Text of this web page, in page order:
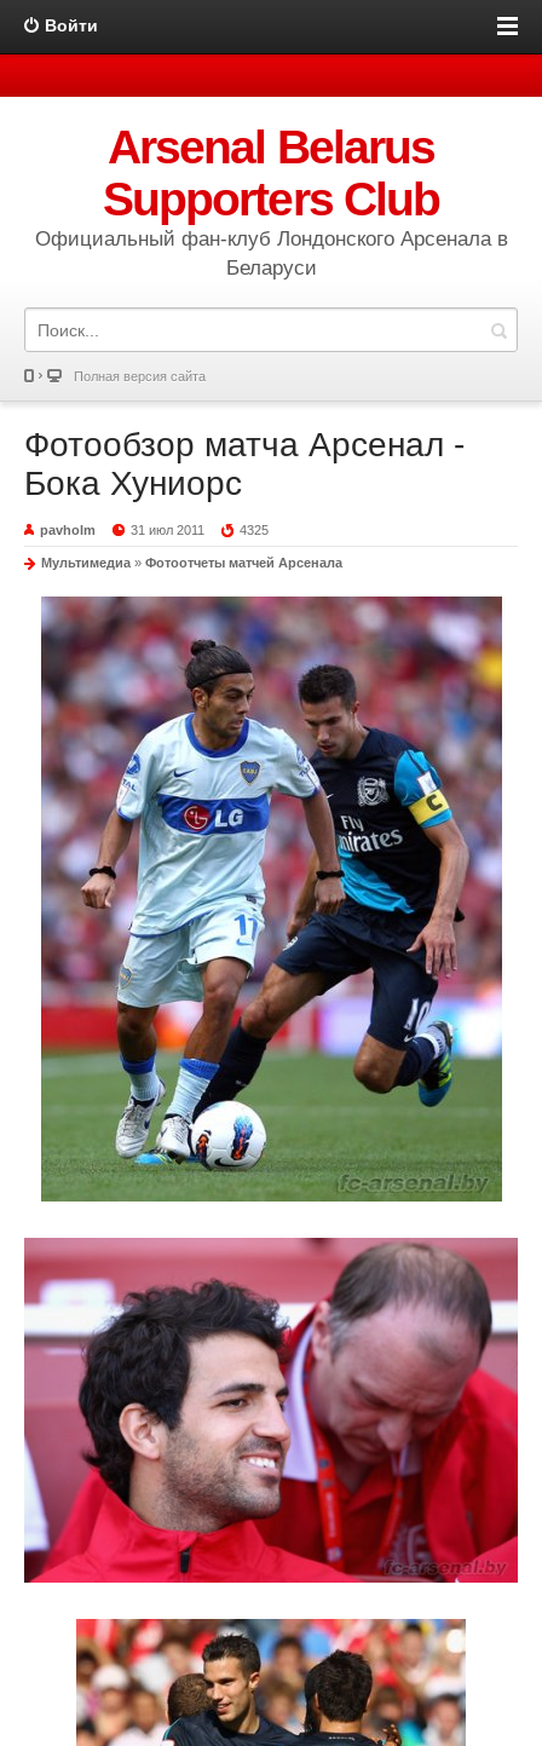
Войти
Arsenal Belarus
Supporters Club
Официальный фан-клуб Лондонского Арсенала в
Беларуси
Полная версия сайта
Фотообзор матча Арсенал -
Бока Хуниорс
pavholm 31 июл 2011 4325
Мультимедиа » Фотоотчеты матчей Арсенала